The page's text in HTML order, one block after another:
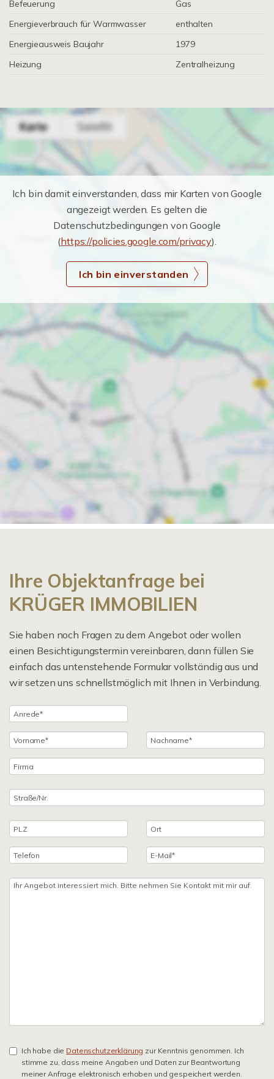
Befeuerung
Gas
Energieverbrauch für Warmwasser
enthalten
Energieausweis Baujahr
1979
Heizung
Zentralheizung
Ich bin damit einverstanden, dass mir Karten von Google
angezeigt werden. Es gelten die
Datenschutzbedingungen von Google
(https://policies.google.com/privacy).
Ich bin einverstanden
Ihre Objektanfrage bei
KRÜGER IMMOBILIEN
Sie haben noch Fragen zu dem Angebot oder wollen
einen Besichtigungstermin vereinbaren, dann füllen Sie
einfach das untenstehende Formular vollständig aus und
wir setzen uns schnellstmöglich mit Ihnen in Verbindung.
Ich habe die Datenschutzerklärung zur Kenntnis genommen. Ich
stimme zu, dass meine Angaben und Daten zur Beantwortung
meiner Anfrage elektronisch erhoben und gespeichert werden.